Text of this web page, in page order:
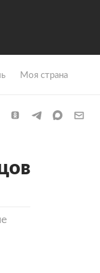
Моя страна